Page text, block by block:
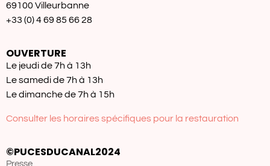
69100 Villeurbanne
+33 (0) 4 69 85 66 28
OUVERTURE
Le jeudi de 7h à 13h
Le samedi de 7h à 13h
Le dimanche de 7h à 15h
Consulter les horaires spécifiques pour la restauration
©PUCESDUCANAL2024
Presse